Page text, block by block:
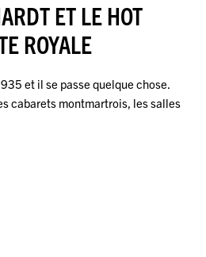
ET LE HOT
ROYALE
et il se passe quelque chose.
cabarets montmartrois, les salles